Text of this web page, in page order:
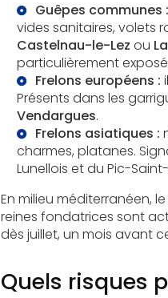
Guêpes communes :
vides sanitaires, volets
Castelnau-le-Lez ou
particulièrement
Frelons européens :
Présents dans les
Vendargues.
Frelons asiatiques :
charmes, platanes.
Lunellois et du Pic-
En milieu méditerranéen,
reines fondatrices sont
dès juillet, un mois avant
Quels risques